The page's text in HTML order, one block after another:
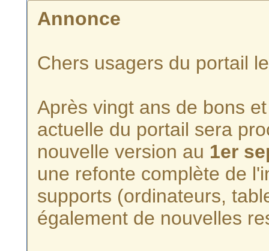
Annonce
Chers usagers du portail
Après vingt ans de bons
actuelle du portail sera
nouvelle version au 1er
une refonte complète de
supports (ordinateurs,
également de nouvelles